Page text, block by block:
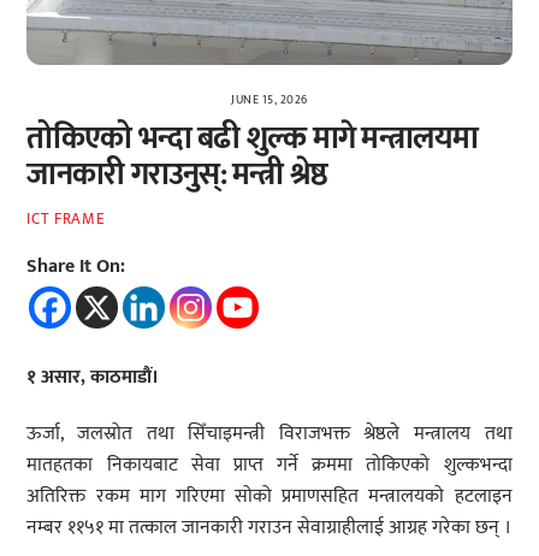
JUNE 15, 2026
तोकिएको भन्दा बढी शुल्क मागे मन्त्रालयमा
जानकारी गराउनुस्: मन्त्री श्रेष्ठ
ICT FRAME
Share It On:
१ असार, काठमाडौं।
ऊर्जा, जलस्रोत तथा सिँचाइमन्त्री विराजभक्त श्रेष्ठले मन्त्रालय तथा
मातहतका निकायबाट सेवा प्राप्त गर्ने क्रममा तोकिएको शुल्कभन्दा
अतिरिक्त रकम माग गरिएमा सोको प्रमाणसहित मन्त्रालयको हटलाइन
नम्बर ११५१ मा तत्काल जानकारी गराउन सेवाग्राहीलाई आग्रह गरेका छन् ।